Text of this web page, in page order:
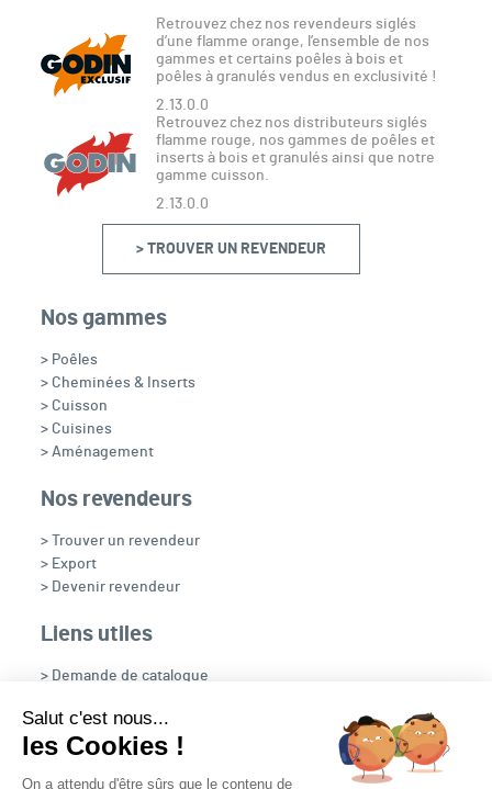
Retrouvez chez nos revendeurs siglés
d’une flamme orange, l’ensemble de nos
gammes et certains poêles à bois et
poêles à granulés vendus en exclusivité !
2.13.0.0
Retrouvez chez nos distributeurs siglés
flamme rouge, nos gammes de poêles et
inserts à bois et granulés ainsi que notre
gamme cuisson.
2.13.0.0
> TROUVER UN REVENDEUR
Nos gammes
> Poêles
> Cheminées & Inserts
> Cuisson
> Cuisines
> Aménagement
Nos revendeurs
> Trouver un revendeur
> Export
> Devenir revendeur
Liens utiles
> Demande de catalogue
> OpenFire
Salut c'est nous...
les Cookies !
On a attendu d'être sûrs que le contenu de